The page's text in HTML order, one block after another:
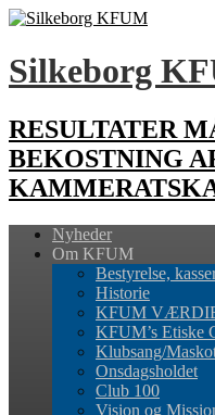
Silkeborg
RESULTATER
BEKOSTNING
Nyheder
Om KFUM
Bestyrelse,
Historie
KFUM
KFUM’s Etiske
Klubsang/
Onsdagsholdet
Club 100
Vision og